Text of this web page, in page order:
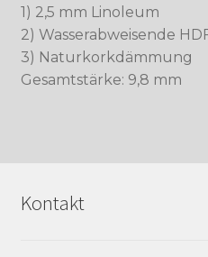
1) 2,5 mm Linoleum
2) Wasserabweisende
3) Naturkorkdämmung
Gesamtstärke: 9,8 mm
Kontakt